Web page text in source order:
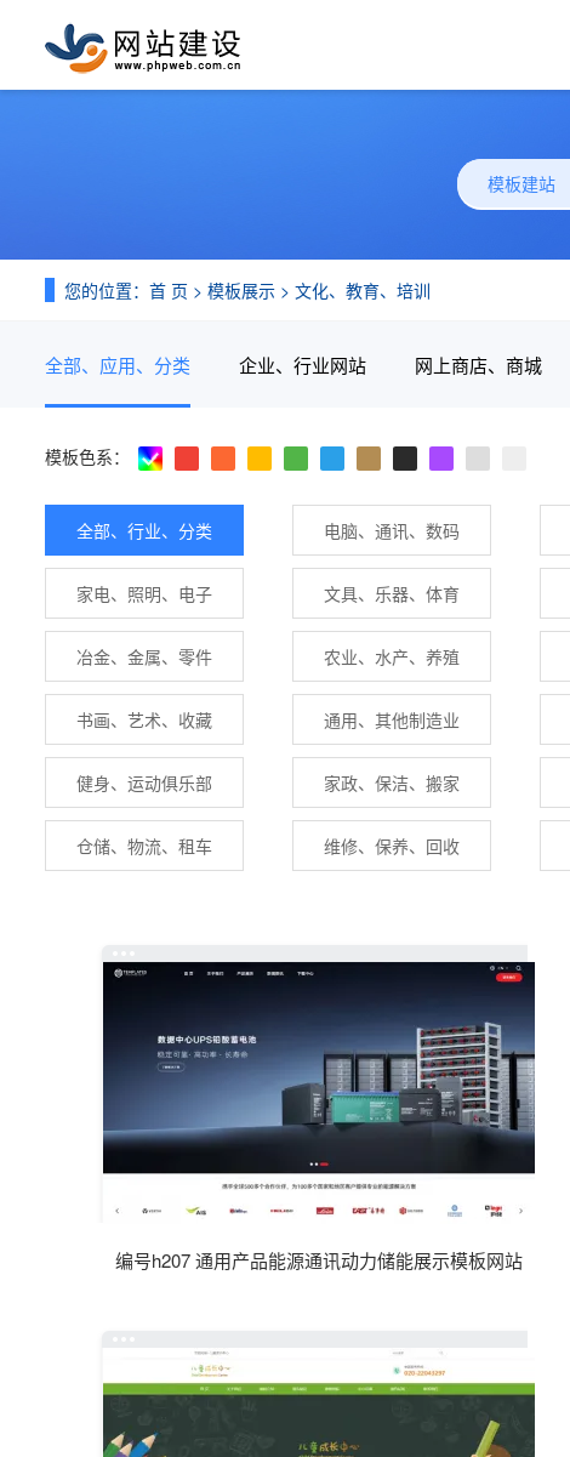
模板建站
您的位置： 首 页 > 模板展示 > 文化、教育、培训
全部、应用、分类 企业、行业网站 网上商店、商城
模板色系：
全部、行业、分类 电脑、通讯、数码
家电、照明、电子 文具、乐器、体育
冶金、金属、零件 农业、水产、养殖
书画、艺术、收藏 通用、其他制造业
健身、运动俱乐部 家政、保洁、搬家
仓储、物流、租车 维修、保养、回收
编号h207 通用产品能源通讯动力储能展示模板网站